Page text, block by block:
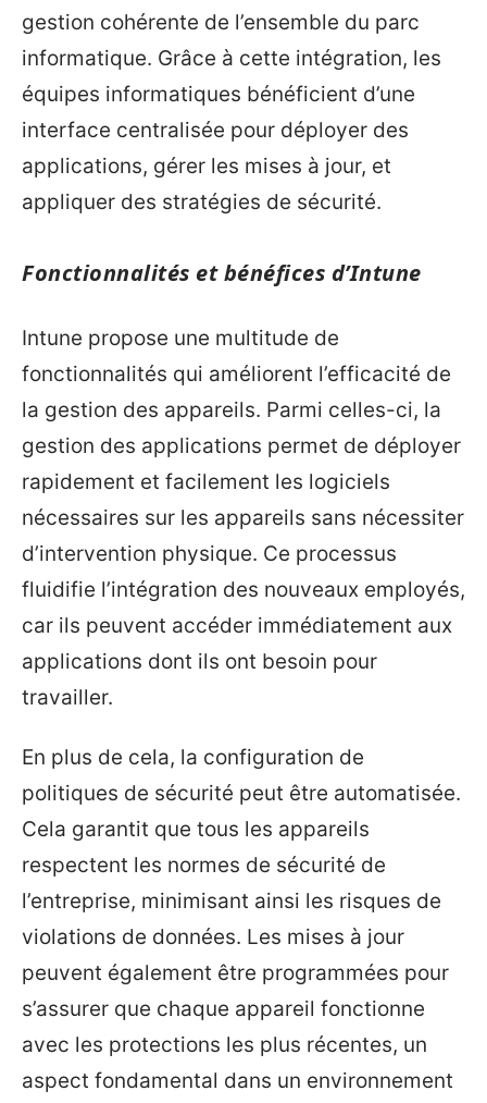
gestion cohérente de l’ensemble du parc
informatique. Grâce à cette intégration, les
équipes informatiques bénéficient d’une
interface centralisée pour déployer des
applications, gérer les mises à jour, et
appliquer des stratégies de sécurité.
Fonctionnalités et bénéfices d’Intune
Intune propose une multitude de
fonctionnalités qui améliorent l’efficacité de
la gestion des appareils. Parmi celles-ci, la
gestion des applications permet de déployer
rapidement et facilement les logiciels
nécessaires sur les appareils sans nécessiter
d’intervention physique. Ce processus
fluidifie l’intégration des nouveaux employés,
car ils peuvent accéder immédiatement aux
applications dont ils ont besoin pour
travailler.
En plus de cela, la configuration de
politiques de sécurité peut être automatisée.
Cela garantit que tous les appareils
respectent les normes de sécurité de
l’entreprise, minimisant ainsi les risques de
violations de données. Les mises à jour
peuvent également être programmées pour
s’assurer que chaque appareil fonctionne
avec les protections les plus récentes, un
aspect fondamental dans un environnement